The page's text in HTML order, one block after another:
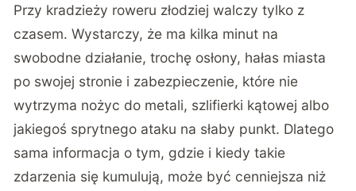
Przy kradzieży roweru złodziej walczy tylko z
czasem. Wystarczy, że ma kilka minut na
swobodne działanie, trochę osłony, hałas miasta
po swojej stronie i zabezpieczenie, które nie
wytrzyma nożyc do metali, szlifierki kątowej albo
jakiegoś sprytnego ataku na słaby punkt. Dlatego
sama informacja o tym, gdzie i kiedy takie
zdarzenia się kumulują, może być cenniejsza niż